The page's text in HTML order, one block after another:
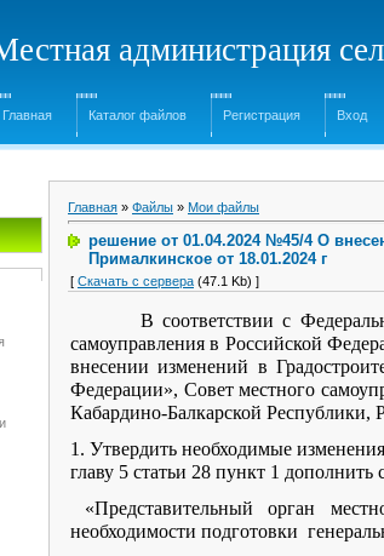
администрация
Главная Каталог файлов Регистрация Вход
Главная » Файлы » Мои файлы
решение от 01.04.2024 №45/4 О
Прималкинское от 18.01.2024 г
[ Скачать с сервера (47.1 Kb) ]
В соответствии с
самоуправления в Российской
внесении изменений в
Федерации», Совет местного
Кабардино-Балкарской
1. Утвердить необходимые
главу 5 статьи 28 пункт 1 дополнить
«Представительный орган
необходимости подготовки